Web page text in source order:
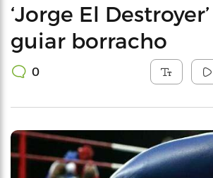
‘Jorge El
guiar borracho
0